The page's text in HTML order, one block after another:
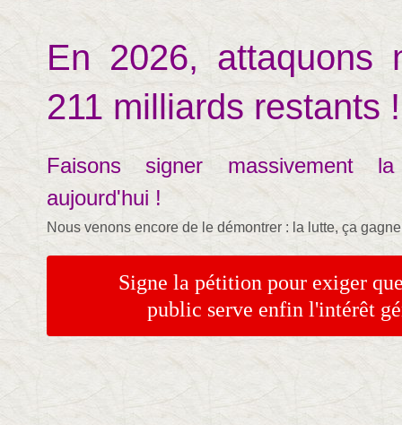
En 2026, attaquons
211 milliards restants !
Faisons signer massivement
aujourd'hui !
Nous venons encore de le démontrer : la lutte, ça
Signe la pétition pour exiger
public serve enfin l'intérêt